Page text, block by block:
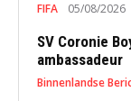
FIFA 05/08/2026
SV Coronie
ambassadeur
Binnenlandse